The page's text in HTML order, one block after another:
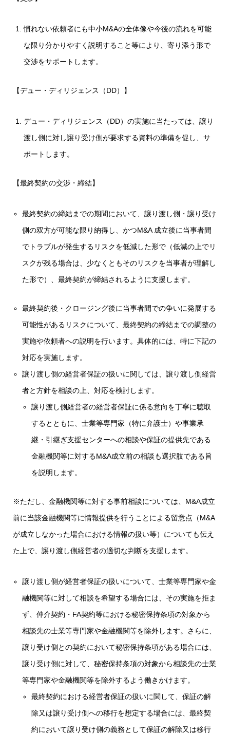
慣れない依頼者にも中小M&Aの全体像や今後の流れを可能
な限り分かりやすく説明すること等により、寄り添う形で
交渉をサポートします。
【デュー・ディリジェンス（DD）】
デュー・ディリジェンス（DD）の実施に当たっては、譲り
渡し側に対し譲り受け側が要求する資料の準備を促し、サ
ポートします。
【最終契約の交渉・締結】
最終契約の締結までの期間において、譲り渡し側・譲り受け
側の双方が可能な限り納得し、かつM&A 成立後に当事者間
でトラブルが発生するリスクを低減した形で（低減の上でリ
スクが残る場合は、少なくともそのリスクを当事者が理解し
た形で）、最終契約が締結されるように支援します。
最終契約後・クロージング後に当事者間での争いに発展する
可能性があるリスクについて、最終契約の締結までの調整の
実施や依頼者への説明を行います。具体的には、特に下記の
対応を実施します。
譲り渡し側の経営者保証の扱いに関しては、譲り渡し側経営
者と方針を相談の上、対応を検討します。
譲り渡し側経営者の経営者保証に係る意向を丁寧に聴取
するとともに、士業等専門家（特に弁護士）や事業承
継・引継ぎ支援センターへの相談や保証の提供先である
金融機関等に対するM&A成立前の相談も選択肢である旨
を説明します。
※ただし、金融機関等に対する事前相談については、M&A成立
前に当該金融機関等に情報提供を行うことによる留意点（M&A
が成立しなかった場合における情報の扱い等）についても伝え
た上で、譲り渡し側経営者の適切な判断を支援します。
譲り渡し側が経営者保証の扱いについて、士業等専門家や金
融機関等に対して相談を希望する場合には、その実施を拒ま
ず、仲介契約・FA契約等における秘密保持条項の対象から
相談先の士業等専門家や金融機関等を除外します。さらに、
譲り受け側との契約において秘密保持条項がある場合には、
譲り受け側に対して、秘密保持条項の対象から相談先の士業
等専門家や金融機関等を除外するよう働きかけます。
最終契約における経営者保証の扱いに関して、保証の解
除又は譲り受け側への移行を想定する場合には、最終契
約において譲り受け側の義務として保証の解除又は移行